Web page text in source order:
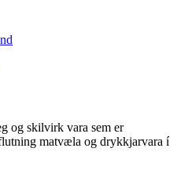
og skilvirk vara sem er
matvæla og drykkjarvara í